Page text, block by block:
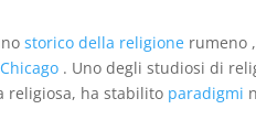
storico della religionerumeno ,
. Uno degli studiosi di
religiosa, ha stabilito paradigmi